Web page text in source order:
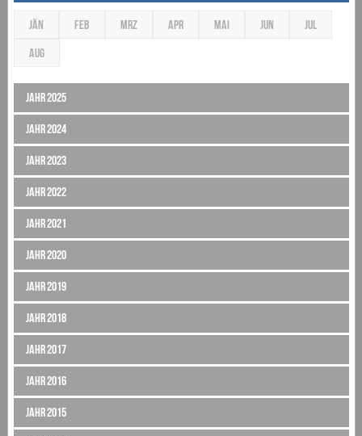
JÄN FEB MRZ APR MAI JUN JUL
AUG
Jahr 2025
Jahr 2024
Jahr 2023
Jahr 2022
Jahr 2021
Jahr 2020
Jahr 2019
Jahr 2018
Jahr 2017
Jahr 2016
Jahr 2015